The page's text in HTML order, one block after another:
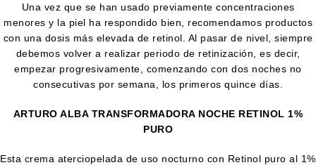
Una vez que se han usado previamente concentraciones
menores y la piel ha respondido bien, recomendamos productos
con una dosis más elevada de retinol. Al pasar de nivel, siempre
debemos volver a realizar periodo de retinización, es decir,
empezar progresivamente, comenzando con dos noches no
consecutivas por semana, los primeros quince días.
ARTURO ALBA TRANSFORMADORA NOCHE RETINOL 1%
PURO
Esta crema aterciopelada de uso nocturno con Retinol puro al 1%